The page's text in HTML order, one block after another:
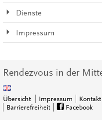
Dienste
Impressum
Rendezvous in der
Übersicht Impressum Kontakt
Barrierefreiheit
Facebook